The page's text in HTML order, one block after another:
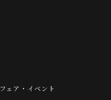
フェア・イベント